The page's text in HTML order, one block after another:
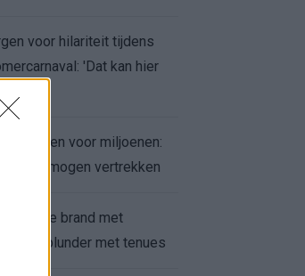
voor hilariteit tijdens
'Dat kan hier
deur open voor miljoenen:
mogen vertrekken
uit de brand met
na blunder met tenues